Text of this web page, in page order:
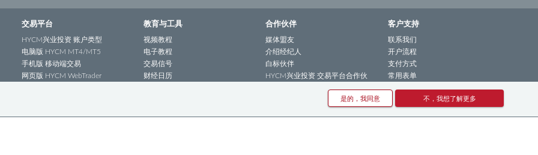
交易平台
HYCM兴业投资 账户类型
电脑版 HYCM MT4/MT5
手机版 移动端交易
网页版 HYCM WebTrader
教育与工具
视频教程
电子教程
交易信号
财经日历
合作伙伴
媒体盟友
介绍经纪人
白标伙伴
HYCM兴业投资 交易平台合作伙
HYCM兴业投资 MT4平台合作伙
客户支持
联系我们
开户流程
支付方式
常用表单
2022年5-6月活动
是的，我同意 不，我想了解更多